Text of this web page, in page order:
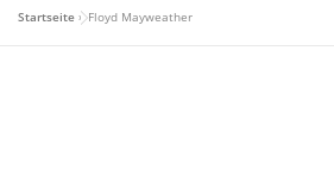
Startseite »Floyd Mayweather